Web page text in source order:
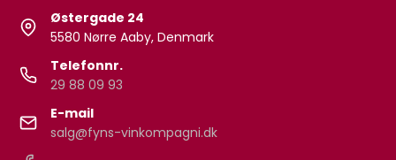
Østergade 24
5580 Nørre Aaby, Denmark
Telefonnr.
29 88 09 93
E-mail
salg@fyns-vinkompagni.dk